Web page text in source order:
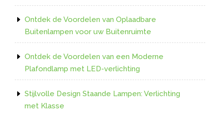
Ontdek de Voordelen van Oplaadbare
Buitenlampen voor uw Buitenruimte
Ontdek de Voordelen van een Moderne
Plafondlamp met LED-verlichting
Stijlvolle Design Staande Lampen: Verlichting
met Klasse